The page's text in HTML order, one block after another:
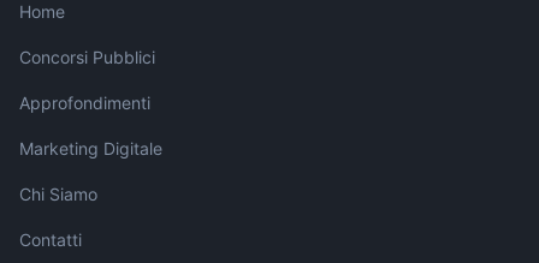
Home
Concorsi Pubblici
Approfondimenti
Marketing Digitale
Chi Siamo
Contatti